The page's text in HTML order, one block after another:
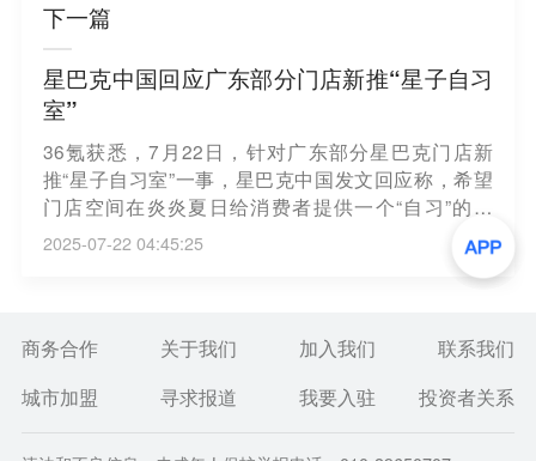
下一篇
星巴克中国回应广东部分门店新推“星子自习
室”
36氪获悉，7月22日，针对广东部分星巴克门店新
推“星子自习室”一事，星巴克中国发文回应称，希望
门店空间在炎炎夏日给消费者提供一个“自习”的去
处；未来在更多门店也准备尝试更多的“兴趣向”空间
2025-07-22 04:45:25
商务合作 关于我们 加入我们
联系我们
城市加盟
寻求报道 我要入驻 投资者关系